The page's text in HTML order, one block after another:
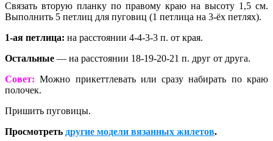
Связать вторую планку по правому краю на высоту 1,5 см.
Выполнить 5 петлиц для пуговиц (1 петлица на 3-ёх петлях).
1-ая петлица: на расстоянии 4-4-3-3 п. от края.
Остальные — на расстоянии 18-19-20-21 п. друг от друга.
Совет: Можно прикеттлевать или сразу набирать по краю
полочек.
Пришить пуговицы.
Просмотреть другие модели вязанных жилетов.